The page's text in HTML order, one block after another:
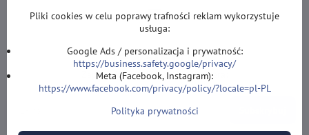
Newsletter
Zapisz się do naszego newslettera:
Pliki cookies w celu poprawy trafności reklam wykorzystuje
usługa:
Google Ads / personalizacja i prywatność:
https://business.safety.google/privacy/
Meta (Facebook, Instagram):
https://www.facebook.com/privacy/policy/?locale=pl-PL
Polityka prywatności